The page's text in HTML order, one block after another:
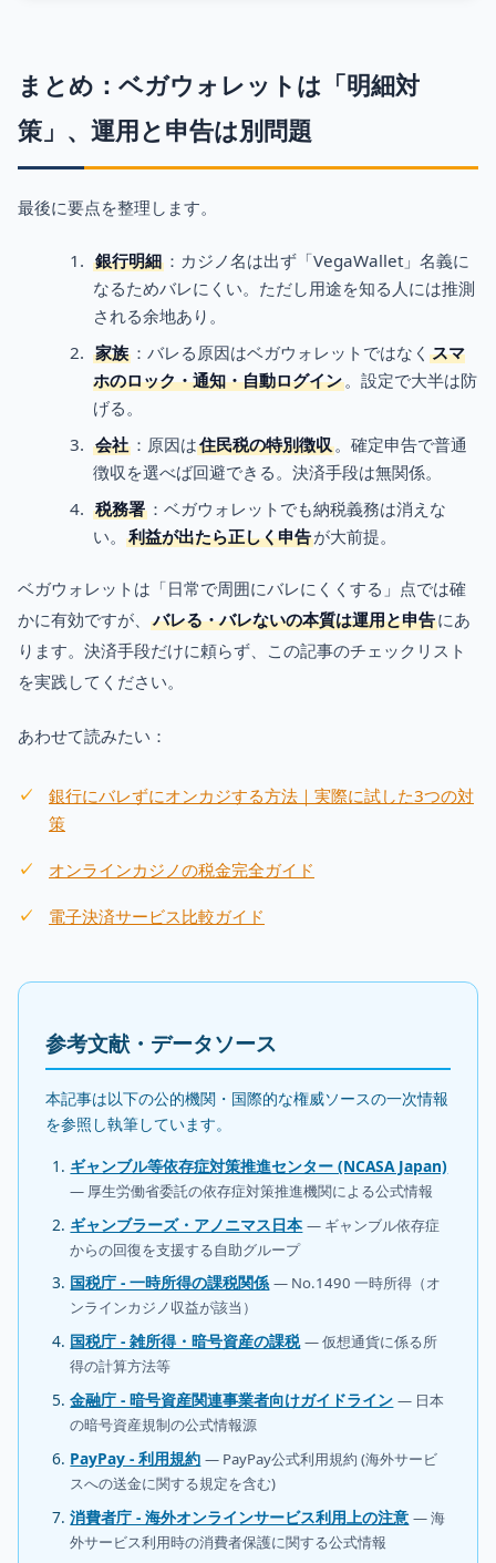
まとめ：ベガウォレットは「明細対
策」、運用と申告は別問題
最後に要点を整理します。
銀行明細 ：カジノ名は出ず「VegaWallet」名義に
なるためバレにくい。ただし用途を知る人には推測
される余地あり。
家族 ：バレる原因はベガウォレットではなく スマ
ホのロック・通知・自動ログイン 。設定で大半は防
げる。
会社 ：原因は住民税の特別徴収 。確定申告で普通
徴収を選べば回避できる。決済手段は無関係。
税務署 ：ベガウォレットでも納税義務は消えな
い。 利益が出たら正しく申告が大前提。
ベガウォレットは「日常で周囲にバレにくくする」点では確
かに有効ですが、 バレる・バレないの本質は運用と申告にあ
ります。決済手段だけに頼らず、この記事のチェックリスト
を実践してください。
あわせて読みたい：
銀行にバレずにオンカジする方法｜実際に試した3つの対
策
オンラインカジノの税金完全ガイド
電子決済サービス比較ガイド
参考文献・データソース
本記事は以下の公的機関・国際的な権威ソースの一次情報
を参照し執筆しています。
ギャンブル等依存症対策推進センター (NCASA Japan)
— 厚生労働省委託の依存症対策推進機関による公式情報
ギャンブラーズ・アノニマス日本 — ギャンブル依存症
からの回復を支援する自助グループ
国税庁 - 一時所得の課税関係 — No.1490 一時所得（オ
ンラインカジノ収益が該当）
国税庁 - 雑所得・暗号資産の課税 — 仮想通貨に係る所
得の計算方法等
金融庁 - 暗号資産関連事業者向けガイドライン — 日本
の暗号資産規制の公式情報源
PayPay - 利用規約 — PayPay公式利用規約 (海外サービ
スへの送金に関する規定を含む)
消費者庁 - 海外オンラインサービス利用上の注意 — 海
外サービス利用時の消費者保護に関する公式情報